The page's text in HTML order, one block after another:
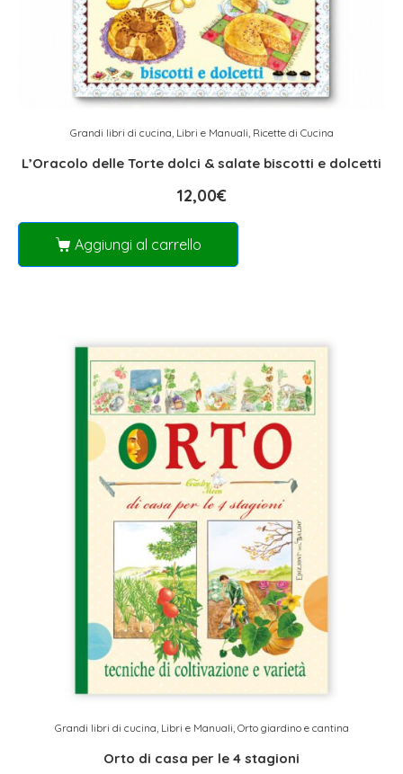
Grandi libri di cucina Libri e Manuali Ricette di Cucina
L’Oracolo delle Torte dolci & salate biscotti e dolcetti
12,00€
Aggiungi al carrello
Grandi libri di cucina, Libri e Manuali, Orto giardino e cantina
Orto di casa per le 4 stagioni